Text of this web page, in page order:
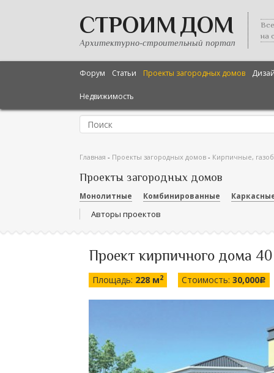
СТРОИМ ДОМ
Архитектурно-строительный портал
на
Форум Статьи Проекты загородных домов
Недвижимость
Главная - Проекты загородных домов - Кирпичные,
Проекты загородных домов
Монолитные Комбинированные
Авторы проектов
Проект кирпичного дома
Площадь: 228 м2 Стоимость: 30,000c